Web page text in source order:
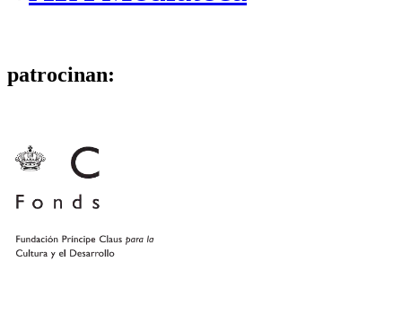
patrocinan: